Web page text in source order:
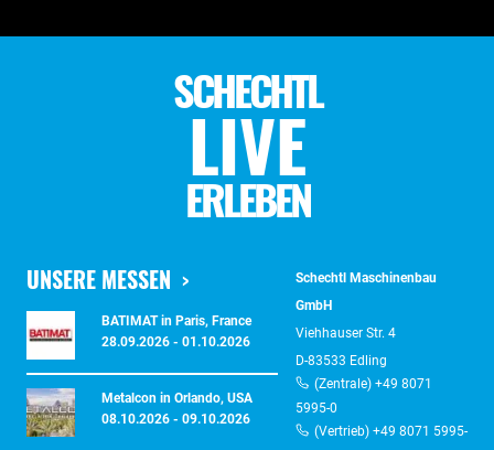
SCHECHTL
LIVE
ERLEBEN
UNSERE MESSEN
BATIMAT in Paris, France
28.09.2026 - 01.10.2026
Metalcon in Orlando, USA
08.10.2026 - 09.10.2026
Schechtl Maschinenbau
GmbH
Viehhauser Str. 4
D-83533 Edling
(Zentrale) +49 8071
5995-0
(Vertrieb) +49 8071 5995-